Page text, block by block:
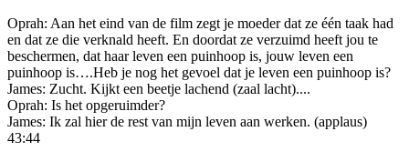
Oprah: Aan het eind van de film zegt je moeder dat ze één taak had
en dat ze die verknald heeft. En doordat ze verzuimd heeft jou te
beschermen, dat haar leven een puinhoop is, jouw leven een
puinhoop is….Heb je nog het gevoel dat je leven een puinhoop is?
James: Zucht. Kijkt een beetje lachend (zaal lacht)....
Oprah: Is het opgeruimder?
James: Ik zal hier de rest van mijn leven aan werken. (applaus)
43:44